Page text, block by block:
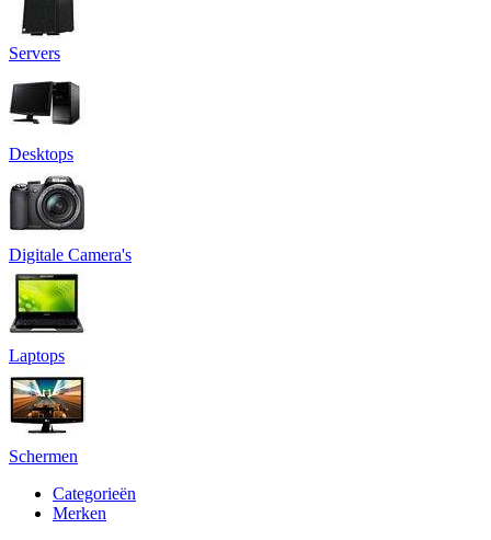
Servers
Desktops
Digitale Camera's
Laptops
Schermen
Categorieën
Merken